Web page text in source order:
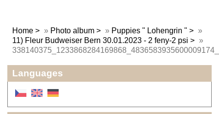
Home » Photo album » Puppies " Lohengrin "
»
11) Fleur Budweiser Bern 30.01.2023 - 2 feny-2 psi
»
Languages